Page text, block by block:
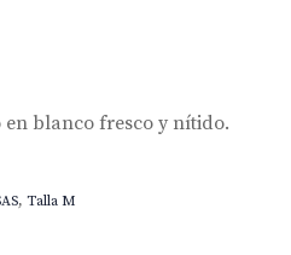
blanco fresco y nítido.
, Talla M